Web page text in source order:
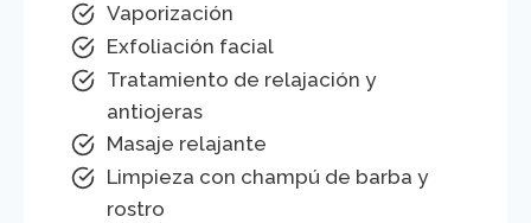
Vaporización
Exfoliación facial
Tratamiento de relajación y
antiojeras
Masaje relajante
Limpieza con champú de barba y
rostro